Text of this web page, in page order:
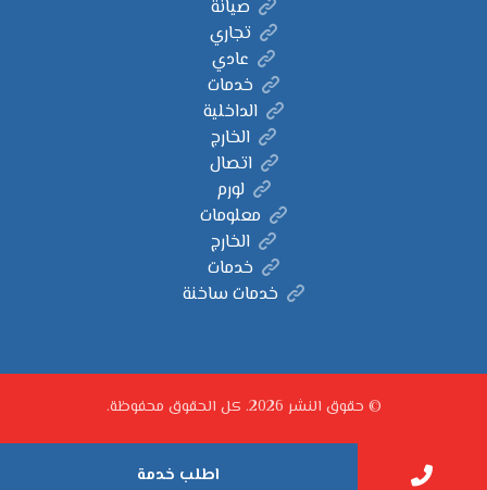
صيانة
تجاري
عادي
خدمات
الداخلية
الخارج
اتصال
لورم
معلومات
الخارج
خدمات
خدمات ساخنة
© حقوق النشر 2026. كل الحقوق محفوظة.
اطلب خدمة